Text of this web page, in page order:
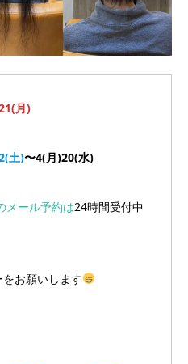
月)
土)〜4(月)20(水)
メール予約は24時間受付中
お願いします